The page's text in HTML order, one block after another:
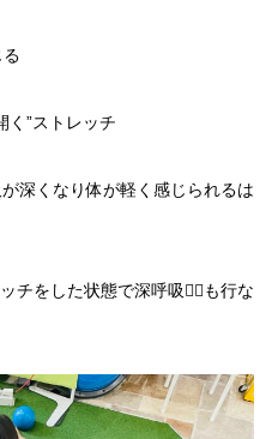
く”ストレッチ
深くなり体が軽く感じられるは
をした状態で深呼吸😮‍💨も行な